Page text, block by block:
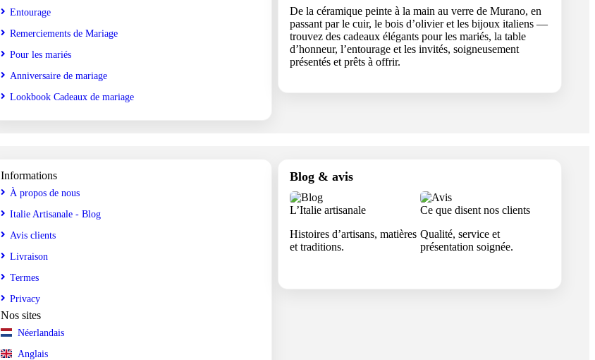
Entourage
Remerciements de Mariage
Pour les mariés
Anniversaire de mariage
Lookbook Cadeaux de mariage
De la céramique peinte à la main au verre de Murano, en
passant par le cuir, le bois d’olivier et les bijoux italiens —
trouvez des cadeaux élégants pour les mariés, la table
d’honneur, l’entourage et les invités, soigneusement
présentés et prêts à offrir.
Informations
À propos de nous
Italie Artisanale - Blog
Avis clients
Livraison
Termes
Privacy
Nos sites
Néerlandais
Anglais
Blog & avis
L’Italie artisanale
Histoires d’artisans, matières
et traditions.
Ce que disent nos clients
Qualité, service et
présentation soignée.